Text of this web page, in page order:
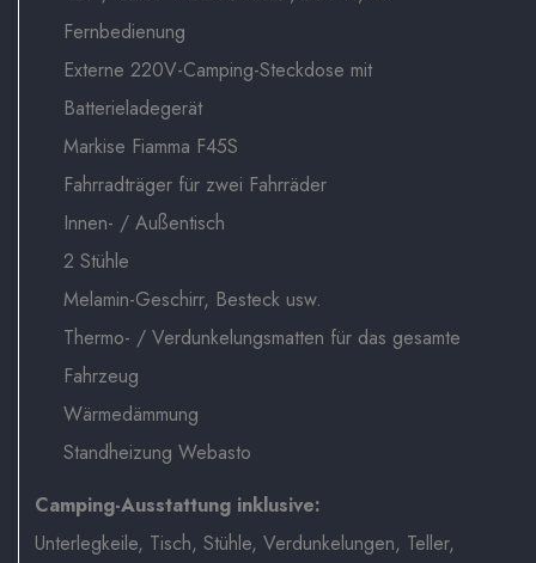
Fernbedienung
Externe 220V-Camping-Steckdose mit
Batterieladegerät
Markise Fiamma F45S
Fahrradträger für zwei Fahrräder
Innen- / Außentisch
2 Stühle
Melamin-Geschirr, Besteck usw.
Thermo- / Verdunkelungsmatten für das gesamte
Fahrzeug
Wärmedämmung
Standheizung Webasto
Camping-Ausstattung inklusive:
Unterlegkeile, Tisch, Stühle, Verdunkelungen, Teller,